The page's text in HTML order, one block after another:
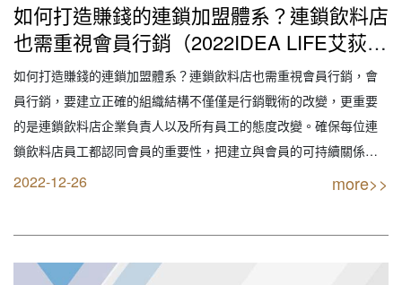
如何打造賺錢的連鎖加盟體系？連鎖飲料店
也需重視會員行銷（2022IDEA LIFE艾荻兒
連鎖品牌餐飲設計｜創業加盟｜連鎖加盟｜
餐飲設計｜餐飲規劃｜餐飲顧問｜餐飲行銷
｜創業開店餐飲顧問｜餐飲設備商業空間規
劃｜線上創業連鎖加盟設計）
如何打造賺錢的連鎖加盟體系？連鎖飲料店也需重視會員行銷，會
員行銷，要建立正確的組織結構不僅僅是行銷戰術的改變，更重要
的是連鎖飲料店企業負責人以及所有員工的態度改變。確保每位連
鎖飲料店員工都認同會員的重要性，把建立與會員的可持續關係視
為工作重點，並且堅定的執行下去。 【創業加盟找最專業實戰公
2022-12-26 more>>